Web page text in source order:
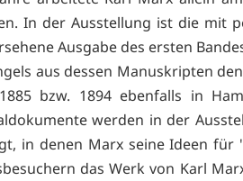
In der Ausstellung ist die mit
Ausgabe des ersten
aus dessen Manuskripten
bzw. 1894 ebenfalls in
werden in der
in denen Marx seine Ideen für
das Werk von Karl